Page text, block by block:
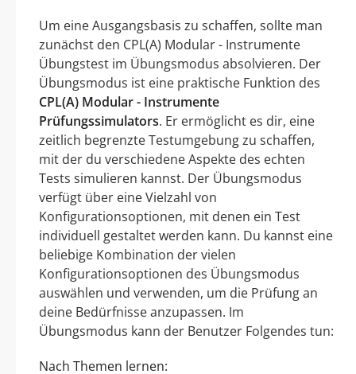
Um eine Ausgangsbasis zu schaffen, sollte man
zunächst den CPL(A) Modular - Instrumente
Übungstest im Übungsmodus absolvieren. Der
Übungsmodus ist eine praktische Funktion des
CPL(A) Modular - Instrumente
Prüfungssimulators. Er ermöglicht es dir, eine
zeitlich begrenzte Testumgebung zu schaffen,
mit der du verschiedene Aspekte des echten
Tests simulieren kannst. Der Übungsmodus
verfügt über eine Vielzahl von
Konfigurationsoptionen, mit denen ein Test
individuell gestaltet werden kann. Du kannst eine
beliebige Kombination der vielen
Konfigurationsoptionen des Übungsmodus
auswählen und verwenden, um die Prüfung an
deine Bedürfnisse anzupassen. Im
Übungsmodus kann der Benutzer Folgendes tun:
Nach Themen lernen: